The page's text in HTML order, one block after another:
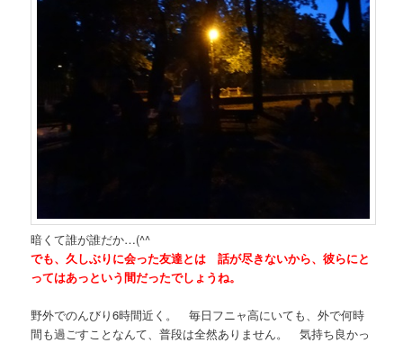
暗くて誰が誰だか…(^^ゞ
でも、久しぶりに会った友達とは 話が尽きないから、彼らにと
ってはあっという間だったでしょうね。
野外でのんびり6時間近く。 毎日フニャ高にいても、外で何時
間も過ごすことなんて、普段は全然ありません。 気持ち良かっ